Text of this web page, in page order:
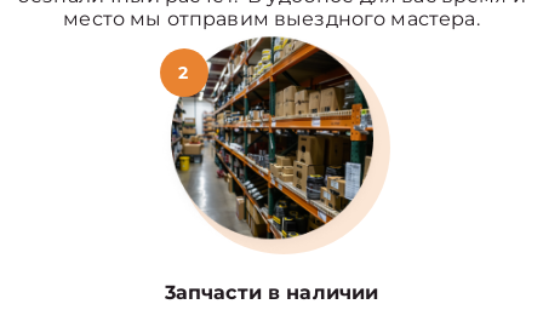
место мы отправим выездного мастера.
2
3апчасти в наличии